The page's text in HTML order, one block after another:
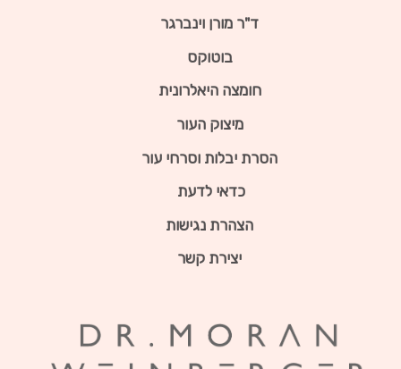
ד"ר מורן וינברגר
בוטוקס
חומצה היאלרונית
מיצוק העור
הסרת יבלות וסרחי עור
כדאי לדעת
הצהרת נגישות
יצירת קשר